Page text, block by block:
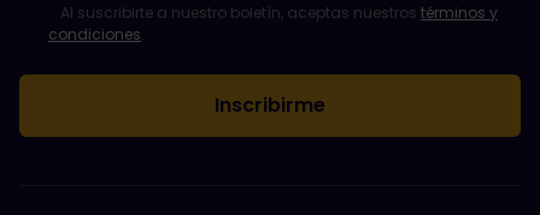
El campo de dirección de email es obligatorio.
La dirección de email no es válida.
Ha habido un fallo al suscribirte al boletín. Vuelve a intentarlo
¡Ya te has suscrito a este boletín!
Acepta los términos y condiciones para suscribirte al boletín
Al suscribirte a nuestro boletín, aceptas nuestros términos y
condiciones.